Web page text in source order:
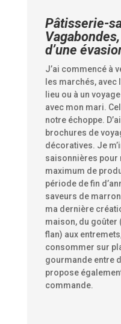
Pâtisserie-
d’une
J’ai commencé à
les marchés, avec
lieu ou à un
avec mon mari.
notre échoppe.
brochures de
décoratives. Je
saisonnières pour
maximum de
période de fin
saveurs de
ma dernière
maison, du goûter
flan) aux
consommer sur
gourmande entre
propose
commande.